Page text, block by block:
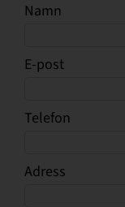
Namn
E-post
Telefon
Adress